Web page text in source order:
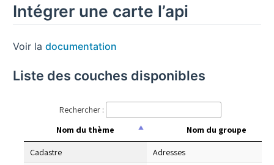
Intégrer une carte l’api
Voir la documentation
Liste des couches disponibles